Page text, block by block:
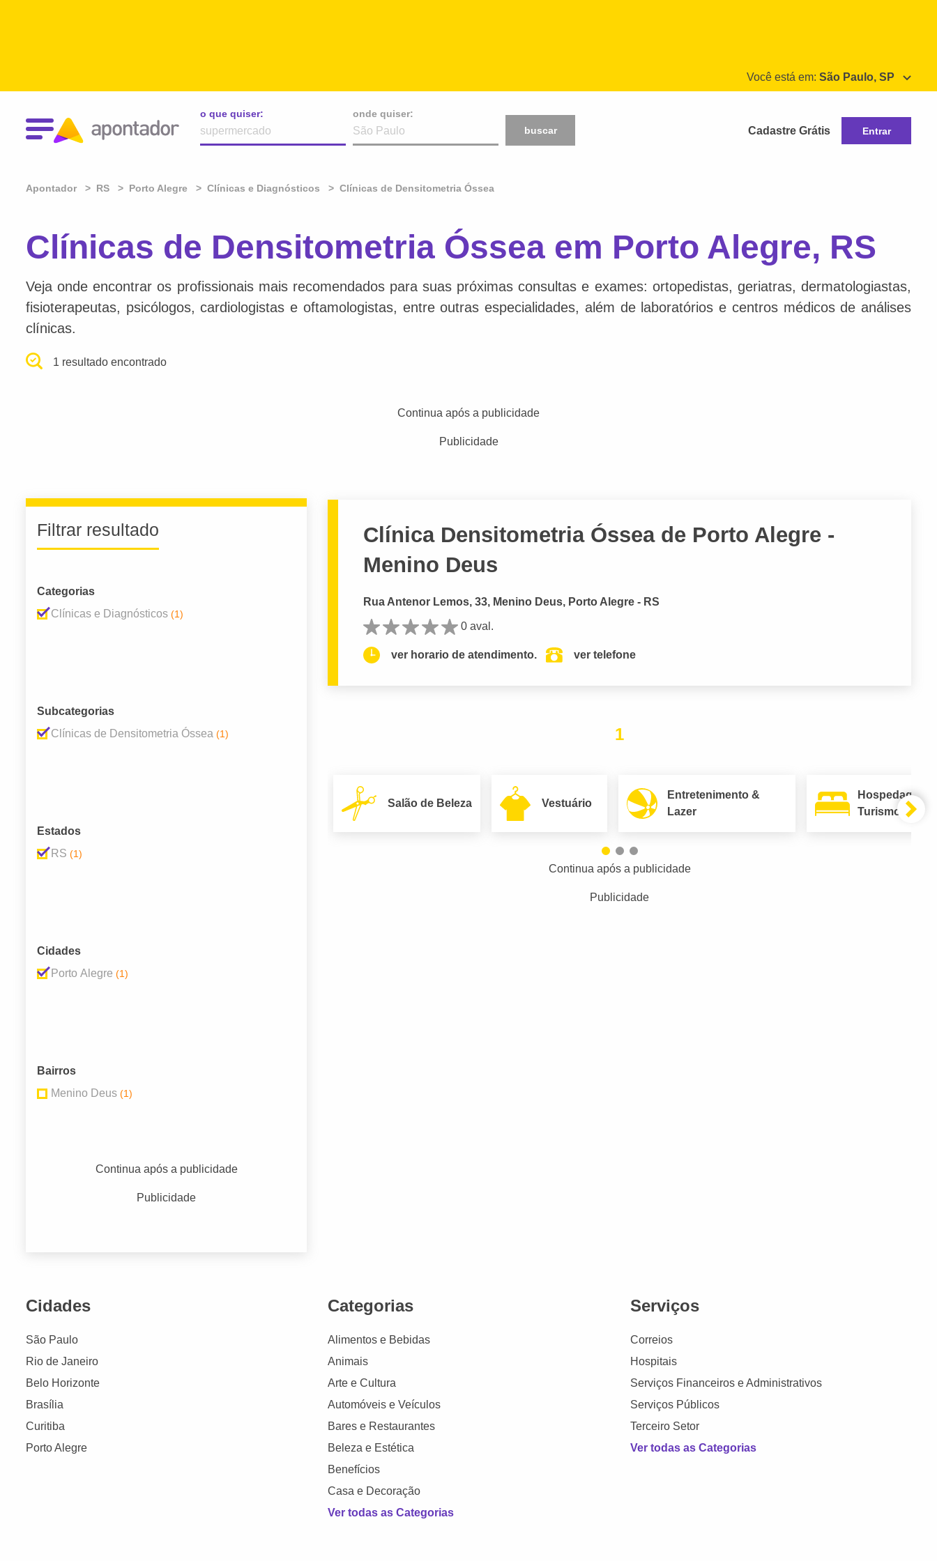
Você está em: São Paulo, SP
o que quiser:
onde quiser:
buscar
Cadastre Grátis Entrar
Apontador RS Porto Alegre Clínicas e Diagnósticos Clínicas de Densitometria Óssea
Clínicas de Densitometria Óssea em Porto Alegre, RS
Veja onde encontrar os profissionais mais recomendados para suas próximas consultas e exames: ortopedistas, geriatras, dermatologiastas,
fisioterapeutas, psicólogos, cardiologistas e oftamologistas, entre outras especialidades, além de laboratórios e centros médicos de análises
clínicas.
1 resultado encontrado
Continua após a publicidade
Publicidade
Filtrar resultado
Categorias
Clínicas e Diagnósticos (1)
Subcategorias
Clínicas de Densitometria Óssea (1)
Estados
RS (1)
Cidades
Porto Alegre (1)
Bairros
Menino Deus (1)
Continua após a publicidade
Publicidade
Clínica Densitometria Óssea de Porto Alegre -
Menino Deus
Rua Antenor Lemos, 33, Menino Deus, Porto Alegre - RS
0 aval.
ver horario de atendimento. ver telefone
1
Salão de Beleza Vestuário
Entretenimento &
Lazer
Hospedagem
Turismo
Continua após a publicidade
Publicidade
Cidades
São Paulo
Rio de Janeiro
Belo Horizonte
Brasília
Curitiba
Porto Alegre
Categorias
Alimentos e Bebidas
Animais
Arte e Cultura
Automóveis e Veículos
Bares e Restaurantes
Beleza e Estética
Benefícios
Casa e Decoração
Ver todas as Categorias
Serviços
Correios
Hospitais
Serviços Financeiros e Administrativos
Serviços Públicos
Terceiro Setor
Ver todas as Categorias